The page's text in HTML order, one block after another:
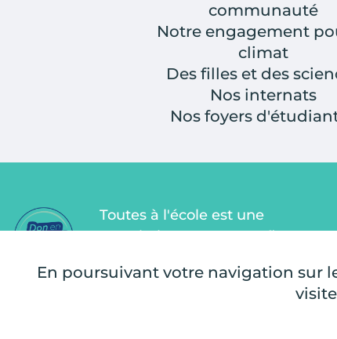
En poursuivant votre navigation sur
communauté
Notre engagement
climat
Des filles et des
Nos internats
Nos foyers
Toutes à l'école est une
association Don en Confiance
un organisme indépendant qui
contrôle la bonne utilisation des